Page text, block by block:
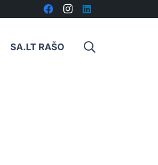
SA.LT RAŠO